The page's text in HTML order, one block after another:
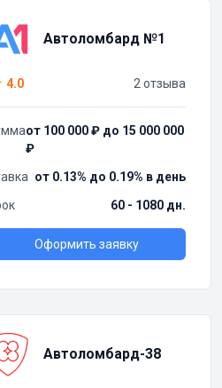
Автоломбард №1
4.0 2 отзыва
от 100 000 ₽ до 15 000 000
₽
от 0.13% до 0.19% в день
60 - 1080 дн.
Оформить заявку
Автоломбард-38